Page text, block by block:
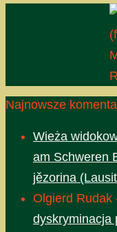
Najnowsze
Wieża
am Schweren
jězorina
Olgierd Rudak
dyskryminacja